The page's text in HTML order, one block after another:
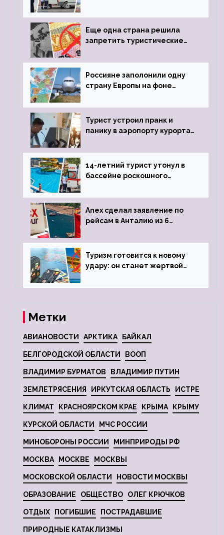
пистолета
Еще одна страна решила
запретить туристические
Россияне заполонили одну
страну Европы на фоне
виз
Турист устроил пранк и
панику в аэропорту курорта,
задержке рейса
14-летний турист утонул в
бассейне роскошного
Anex сделал заявление по
рейсам в Анталию из 6
Туризм готовится к новому
удару: он станет жертвой
Метки
АВИАНОВОСТИ АРКТИКА БАЙКАЛ
БЕЛГОРОДСКОЙ ОБЛАСТИ ВООП
ВЛАДИМИР БУРМАТОВ ВЛАДИМИР ПУТИН
ЗЕМЛЕТРЯСЕНИЯ ИРКУТСКАЯ ОБЛАСТЬ ИСТРЕ
КЛИМАТ КРАСНОЯРСКОМ КРАЕ КРЫМА КРЫМУ
КУРСКОЙ ОБЛАСТИ МЧС РОССИИ
МИНОБОРОНЫ РОССИИ МИНПРИРОДЫ РФ
МОСКВА МОСКВЕ МОСКВЫ
МОСКОВСКОЙ ОБЛАСТИ НОВОСТИ МОСКВЫ
ОБРАЗОВАНИЕ ОБЩЕСТВО ОЛЕГ КРЮЧКОВ
ОТДЫХ ПОГИБШИЕ ПОСТРАДАВШИЕ
ПРИРОДНЫЕ КАТАКЛИЗМЫ